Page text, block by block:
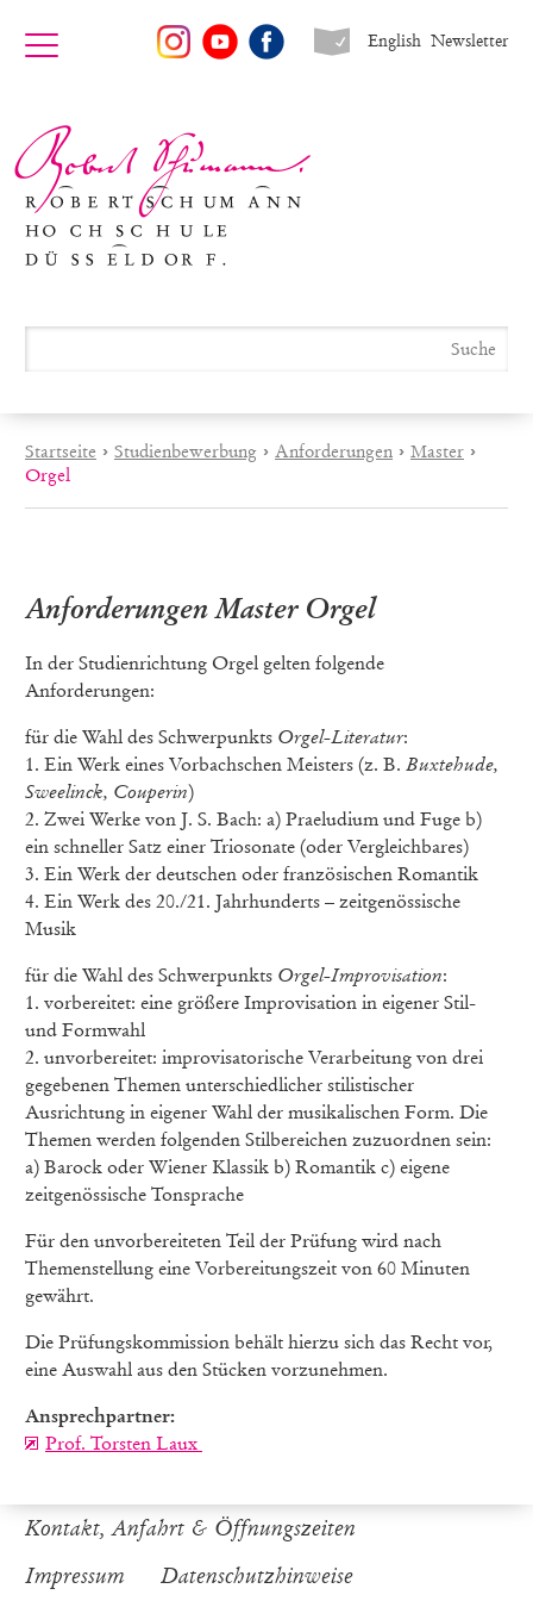
Newsletter
English
Startseite › Studienbewerbung › Anforderungen › Master ›
Orgel
Anforderungen Master Orgel
In der Studienrichtung Orgel gelten folgende
Anforderungen:
für die Wahl des Schwerpunkts Orgel-Literatur:
1. Ein Werk eines Vorbachschen Meisters (z. B. Buxtehude,
Sweelinck, Couperin)
2. Zwei Werke von J. S. Bach: a) Praeludium und Fuge b)
ein schneller Satz einer Triosonate (oder Vergleichbares)
3. Ein Werk der deutschen oder französischen Romantik
4. Ein Werk des 20./21. Jahrhunderts – zeitgenössische
Musik
für die Wahl des Schwerpunkts Orgel-Improvisation:
1. vorbereitet: eine größere Improvisation in eigener Stil-
und Formwahl
2. unvorbereitet: improvisatorische Verarbeitung von drei
gegebenen Themen unterschiedlicher stilistischer
Ausrichtung in eigener Wahl der musikalischen Form. Die
Themen werden folgenden Stilbereichen zuzuordnen sein:
a) Barock oder Wiener Klassik b) Romantik c) eigene
zeitgenössische Tonsprache
Für den unvorbereiteten Teil der Prüfung wird nach
Themenstellung eine Vorbereitungszeit von 60 Minuten
gewährt.
Die Prüfungskommission behält hierzu sich das Recht vor,
eine Auswahl aus den Stücken vorzunehmen.
Ansprechpartner:
Prof. Torsten Laux
Kontakt, Anfahrt & Öffnungszeiten
Impressum
Datenschutzhinweise